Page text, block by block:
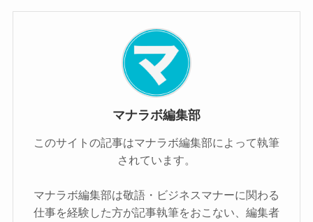
マナラボ編集部
このサイトの記事はマナラボ編集部によって執筆
されています。
マナラボ編集部は敬語・ビジネスマナーに関わる
仕事を経験した方が記事執筆をおこない、編集者